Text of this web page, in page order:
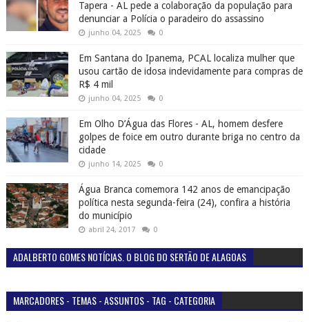
Tapera - AL pede a colaboração da população para
denunciar a Polícia o paradeiro do assassino
junho 04, 2025 0
Em Santana do Ipanema, PCAL localiza mulher que
usou cartão de idosa indevidamente para compras de
R$ 4 mil
junho 04, 2025 0
Em Olho D’Água das Flores - AL, homem desfere
golpes de foice em outro durante briga no centro da
cidade
junho 14, 2025 0
Água Branca comemora 142 anos de emancipação
política nesta segunda-feira (24), confira a história
do município
abril 24, 2017 0
ADALBERTO GOMES NOTÍCIAS. O BLOG DO SERTÃO DE ALAGOAS
MARCADORES - TEMAS - ASSUNTOS - TAG - CATEGORIA